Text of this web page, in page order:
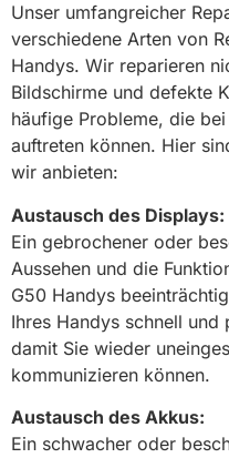
Unser umfangreicher
verschiedene Arten von
Handys. Wir reparieren
Bildschirme und defekte
häufige Probleme, die
auftreten können. Hier
wir anbieten:
Austausch des Displays:
Ein gebrochener oder
Aussehen und die
G50 Handys
Ihres Handys schnell und
damit Sie wieder
kommunizieren können.
Austausch des Akkus:
Ein schwacher oder